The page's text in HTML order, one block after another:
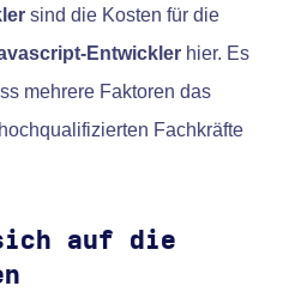
sind die Kosten für die
Entwickler hier. Es
mehrere Faktoren das
Fachkräfte
auf die